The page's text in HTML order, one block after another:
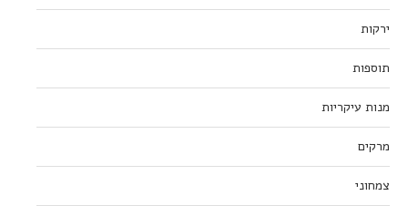
ירקות
תוספות
מנות עיקריות
מרקים
צמחוני